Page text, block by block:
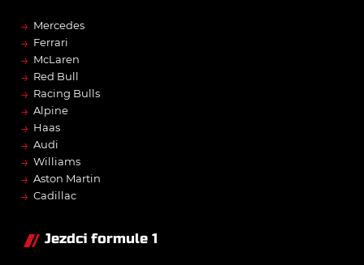
→ Mercedes
→ Ferrari
→ McLaren
→ Red Bull
→ Racing Bulls
→ Alpine
→ Haas
→ Audi
→ Williams
→ Aston Martin
→ Cadillac
Jezdci formule 1